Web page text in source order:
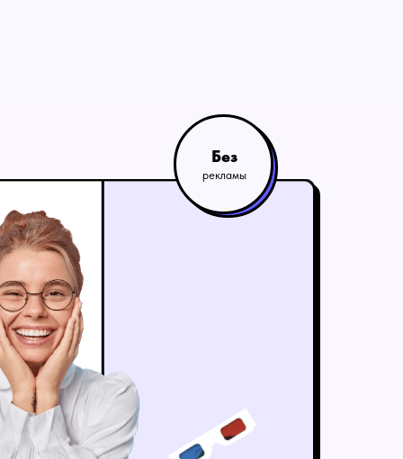
рекламы
Без